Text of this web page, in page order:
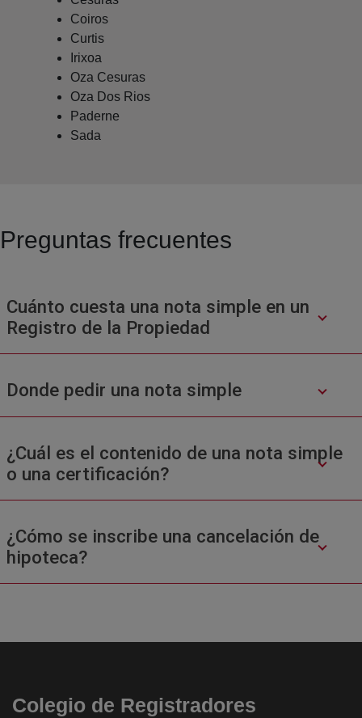
Coiros
Curtis
Irixoa
Oza Cesuras
Oza Dos Rios
Paderne
Sada
Preguntas frecuentes
Cuánto cuesta una nota simple en un
Registro de la Propiedad
Donde pedir una nota simple
¿Cuál es el contenido de una nota simple
o una certificación?
¿Cómo se inscribe una cancelación de
hipoteca?
Colegio de Registradores